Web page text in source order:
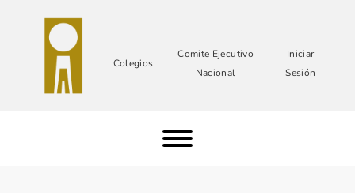
Colegios
Comite Ejecutivo
Nacional
Iniciar
Sesión